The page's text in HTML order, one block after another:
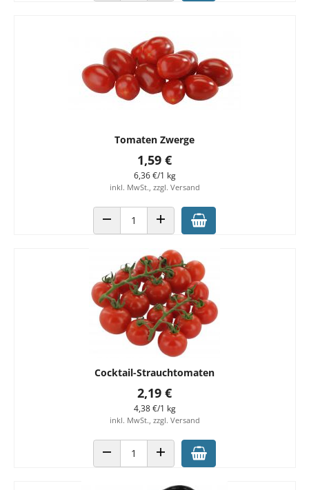
Tomaten Zwerge
1,59 €
6,36 €/1 kg
inkl. MwSt., zzgl. Versand
ANZAHL VERRINGERNANZAHL ERHÖHEN
Cocktail-Strauchtomaten
2,19 €
4,38 €/1 kg
inkl. MwSt., zzgl. Versand
ANZAHL VERRINGERNANZAHL ERHÖHEN